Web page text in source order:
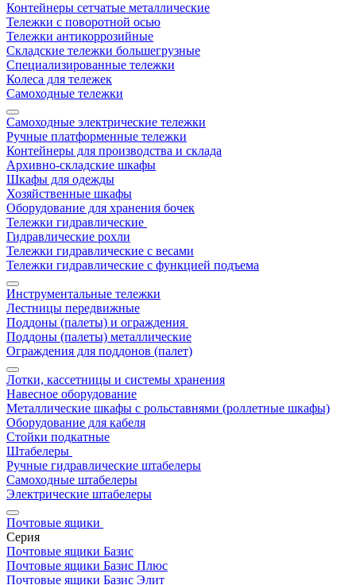
Контейнеры сетчатые металлические
Тележки с поворотной осью
Тележки антикоррозийные
Складские тележки большегрузные
Специализированные тележки
Колеса для тележек
Самоходные тележки
Самоходные электрические тележки
Ручные платформенные тележки
Контейнеры для производства и склада
Архивно-складские шкафы
Шкафы для одежды
Хозяйственные шкафы
Оборудование для хранения бочек
Тележки гидравлические
Гидравлические рохли
Тележки гидравлические с весами
Тележки гидравлические с функцией подъема
Инструментальные тележки
Лестницы передвижные
Поддоны (палеты) и ограждения
Поддоны (палеты) металлические
Ограждения для поддонов (палет)
Лотки, кассетницы и системы хранения
Навесное оборудование
Металлические шкафы с рольставнями (роллетные шкафы)
Оборудование для кабеля
Стойки подкатные
Штабелеры
Ручные гидравлические штабелеры
Самоходные штабелеры
Электрические штабелеры
Почтовые ящики
Серия
Почтовые ящики Базис
Почтовые ящики Базис Плюс
Почтовые ящики Базис Элит